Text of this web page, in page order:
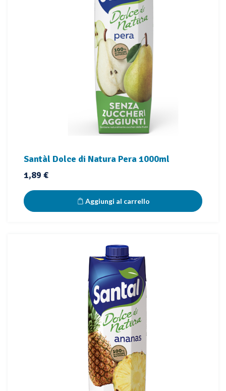
Santàl Dolce di Natura Pera 1000ml
Prezzo
1,89 €
Aggiungi al carrello